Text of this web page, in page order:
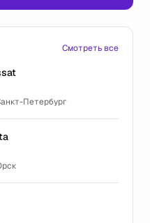
Смотреть все
Петербург